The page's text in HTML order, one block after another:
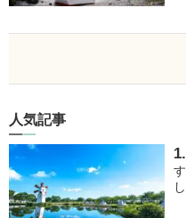
人気記事